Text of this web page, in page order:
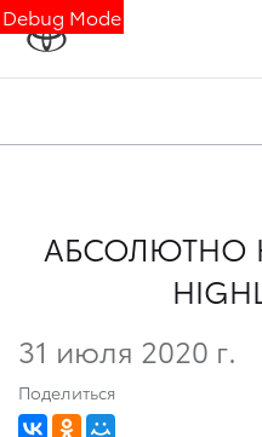
Debug Mode
АБСОЛЮТНО
31 июля 2020 г.
Поделиться